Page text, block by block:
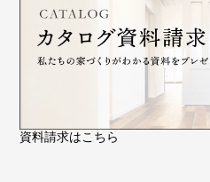
資料請求はこちら